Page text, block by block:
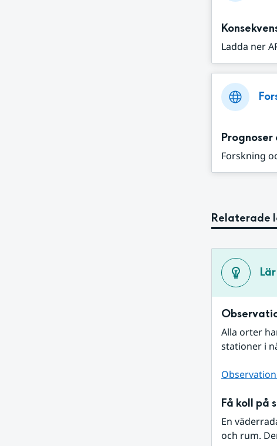
Ladda ner
Forskning
Relaterade
Alla orter
stationer i
Få koll på
En
och rum.